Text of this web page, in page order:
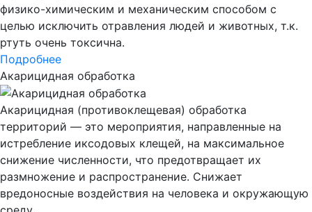
физико-химическим и механическим способом с
целью исключить отравления людей и животных, т.к.
ртуть очень токсична.
Подробнее
Акарицидная обработка
Акарицидная (противоклещевая) обработка
территорий — это мероприятия, направленные на
истребление иксодовых клещей, на максимальное
снижение численности, что предотвращает их
размножение и распространение. Снижает
вредоносные воздействия на человека и окружающую